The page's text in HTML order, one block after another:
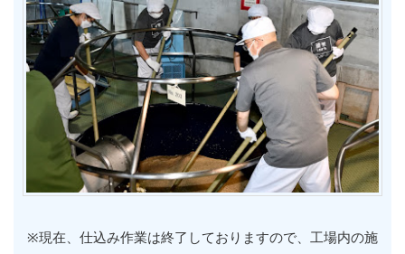
※現在、仕込み作業は終了しておりますので、工場内の施